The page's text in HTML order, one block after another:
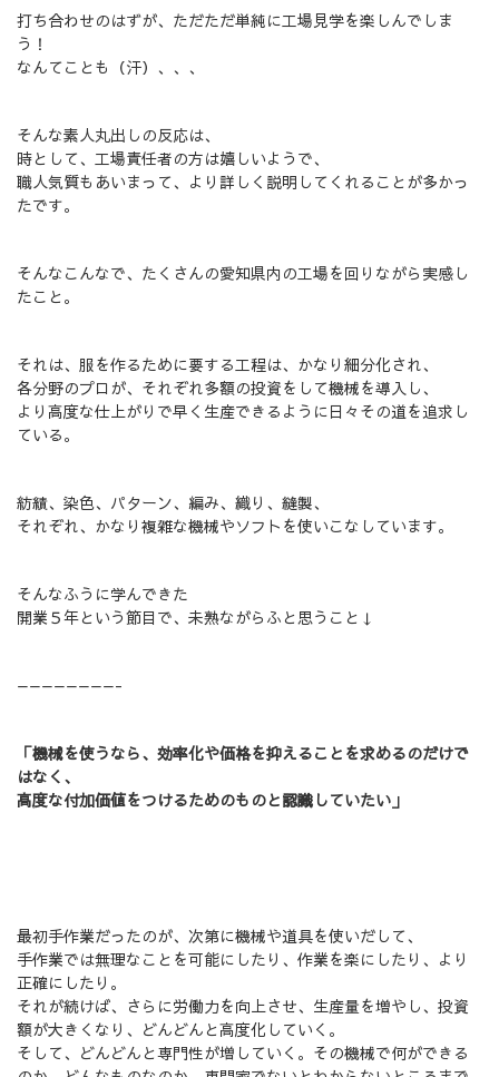
打ち合わせのはずが、ただただ単純に工場見学を楽しんでしま
う！
なんてことも（汗）、、、
そんな素人丸出しの反応は、
時として、工場責任者の方は嬉しいようで、
職人気質もあいまって、より詳しく説明してくれることが多かっ
たです。
そんなこんなで、たくさんの愛知県内の工場を回りながら実感し
たこと。
それは、服を作るために要する工程は、かなり細分化され、
各分野のプロが、それぞれ多額の投資をして機械を導入し、
より高度な仕上がりで早く生産できるように日々その道を追求し
ている。
紡績、染色、パターン、編み、織り、縫製、
それぞれ、かなり複雑な機械やソフトを使いこなしています。
そんなふうに学んできた
開業５年という節目で、未熟ながらふと思うこと↓
————————-
「機械を使うなら、効率化や価格を抑えることを求めるのだけで
はなく、
高度な付加価値をつけるためのものと認識していたい」
最初手作業だったのが、次第に機械や道具を使いだして、
手作業では無理なことを可能にしたり、作業を楽にしたり、より
正確にしたり。
それが続けば、さらに労働力を向上させ、生産量を増やし、投資
額が大きくなり、どんどんと高度化していく。
そして、どんどんと専門性が増していく。その機械で何ができる